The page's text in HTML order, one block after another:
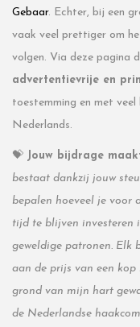
Gebaar. Echter, bij een
vaak veel prettiger om
volgen. Via deze pagina
advertentievrije en
toestemming en met
Nederlands.
💝 Jouw bijdrage
bestaat dankzij jouw
bepalen hoeveel je voor
tijd te blijven investeren
geweldige patronen. Elk
aan de prijs van een
grond van mijn hart
de Nederlandse